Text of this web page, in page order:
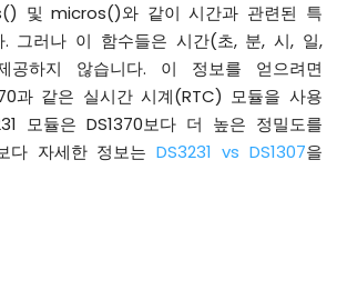
및 micros()와 같이 시간과 관련된 특
. 그러나 이 함수들은 시간(초, 분, 시, 일,
하지 않습니다. 이 정보를 얻으려면
과 같은 실시간 시계(RTC) 모듈을 사용
모듈은 DS1370보다 더 높은 정밀도를
다 자세한 정보는DS3231 vs DS1307을